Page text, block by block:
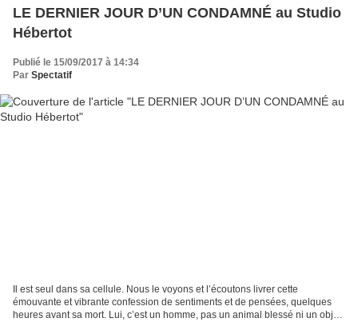
LE DERNIER JOUR D’UN CONDAMNÉ au Studio
Hébertot
Publié le 15/09/2017 à 14:34
Par Spectatif
Il est seul dans sa cellule. Nous le voyons et l’écoutons livrer cette
émouvante et vibrante confession de sentiments et de pensées, quelques
heures avant sa mort. Lui, c’est un homme, pas un animal blessé ni un objet